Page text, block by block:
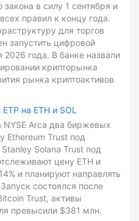
закона в силу 1 сентября и
правил к концу года.
для торгов
запустить цифровой
2026 года. В банке назвали
крипторынка
рынка криптоактивов
на ETH и SOL
NYSE Arca два биржевых
Ethereum Trust под
Solana Trust под
цену ETH и
и планируют направлять
состоялся после
Trust, активы
превысили $381 млн.